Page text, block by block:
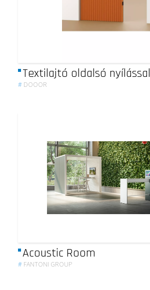
Textilajtó oldalsó nyílással
# DOOOR
Acoustic Room
# FANTONI GROUP